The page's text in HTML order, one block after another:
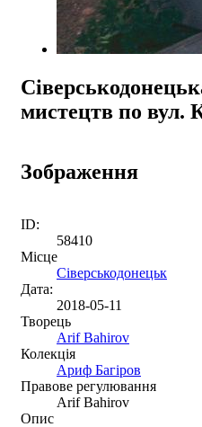
мистецтв по вул.
Зображення
ID:
58410
Місце
Сіверськодонецьк
Дата:
2018-05-11
Творець
Arif Bahirov
Колекція
Ариф Багіров
Правове регулювання
Arif Bahirov
Опис